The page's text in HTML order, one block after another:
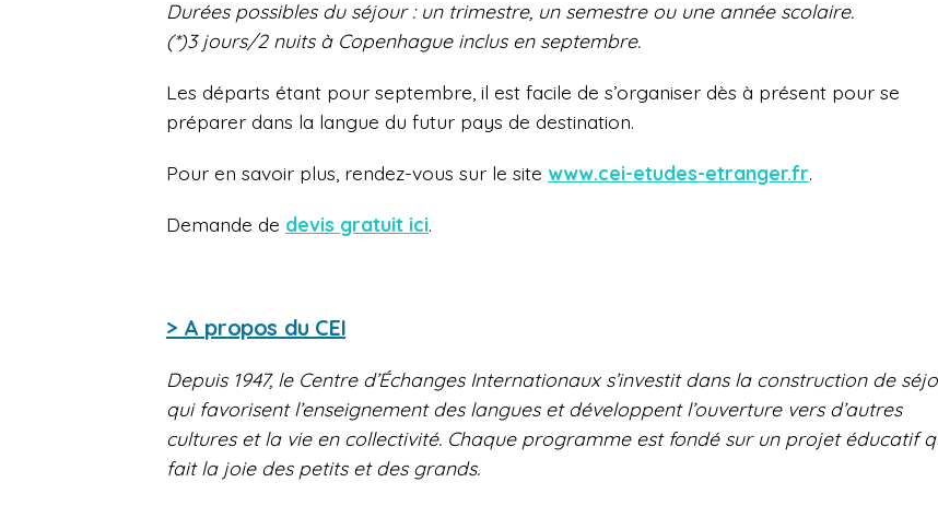
Durées possibles du séjour : un trimestre, un semestre ou une année scolaire.
(*)3 jours/2 nuits à Copenhague inclus en septembre.
Les départs étant pour septembre, il est facile de s’organiser dès à présent pour se
préparer dans la langue du futur pays de destination.
Pour en savoir plus, rendez-vous sur le site www.cei-etudes-etranger.fr.
Demande de devis gratuit ici.
> A propos du CEI
Depuis 1947, le Centre d’Échanges Internationaux s’investit dans la construction de
qui favorisent l’enseignement des langues et développent l’ouverture vers d’autres
cultures et la vie en collectivité. Chaque programme est fondé sur un projet éducatif
fait la joie des petits et des grands.